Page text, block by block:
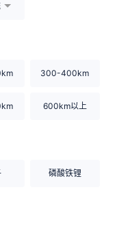
300-400km
600km以上
磷酸铁锂